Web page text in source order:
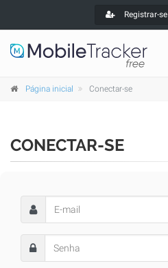
Registrar-se
Página inicial Conectar-se
CONECTAR-SE